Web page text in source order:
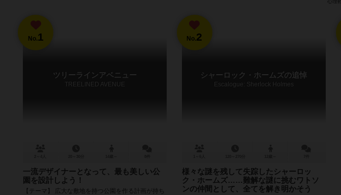
No.1
ツリーラインアベニュー
TREELINED AVENUE
一流デザイナーとなって、最も美しい公
園を設計しよう！
【テーマ】 広大な敷地を持つ公園を作る計画が持ち
No.2
シャーロック・ホームズの追悼
Escalogue: Sherlock Holmes
様々な謎を残して失踪したシャーロッ
ク・ホームズ……難解な謎に挑むワトソ
ンの仲間として、全てを解き明かそう